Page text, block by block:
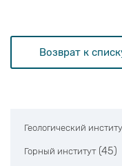
Возврат к
Геологический
Горный институт (45)